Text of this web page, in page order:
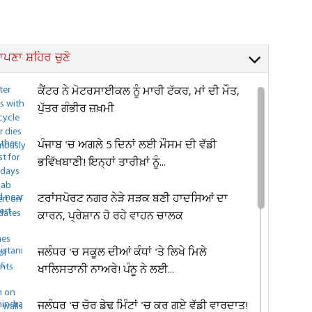
ਸ਼ਹਿਰ ਚੁਣੋ
ਕੈਂਟਰ ਨੇ ਮੋਟਰਸਾਈਕਲ ਨੂੰ ਮਾਰੀ ਟੱਕਰ, ਮਾਂ ਦੀ ਮੌਤ,
ਪੁੱਤਰ ਗੰਭੀਰ ਜ਼ਖ਼ਮੀ
ਪੰਜਾਬ 'ਚ ਅਗਲੇ 5 ਦਿਨਾਂ ਲਈ ਮੌਸਮ ਦੀ ਵੱਡੀ
ਭਵਿੱਖਬਾਣੀ! ਇਨ੍ਹਾਂ ਤਾਰੀਖ਼ਾਂ ਨੂੰ...
ਟਰਾਂਸਪੋਰਟ ਨਗਰ ਨੇੜੇ ਸੜਕ ਬਣੀ ਹਾਦਸਿਆਂ ਦਾ
ਕਾਰਨ, ਪ੍ਰੇਸ਼ਾਨ ਹੋ ਰਹੇ ਵਾਹਨ ਚਾਲਕ
ਜਲੰਧਰ 'ਚ ਸਕੂਲ ਦੀਆਂ ਕੰਧਾਂ 'ਤੇ ਲਿਖੇ ਮਿਲੇ
ਖਾਲਿਸਤਾਨੀ ਨਾਅਰੇ! ਪੰਨੂ ਨੇ ਲਈ...
ਜਲੰਧਰ 'ਚ ਚੋਰ ਡੇਢ ਮਿੰਟਾਂ 'ਚ ਕਰ ਗਏ ਵੱਡੀ ਵਾਰਦਾਤ!